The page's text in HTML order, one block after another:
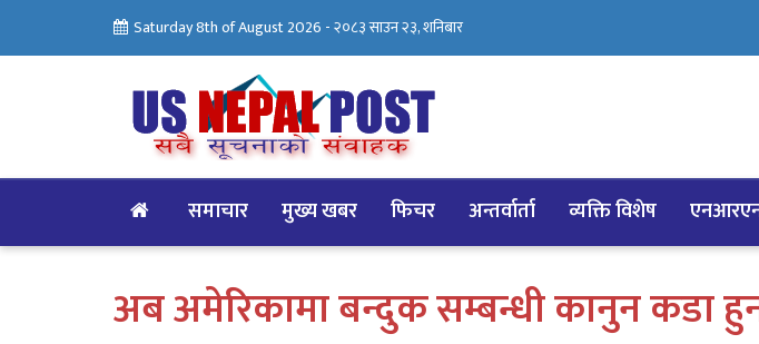
Saturday 8th of August 2026 -२०८३ साउन २३, शनिबार
समाचार मुख्य खबर फिचर अन्तर्वार्ता व्यक्ति विशेष
अब अमेरिकामा बन्दुक सम्बन्धी कानुन कडा